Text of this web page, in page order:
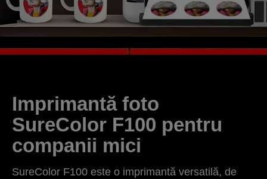
Imprimantă foto
SureColor F100 pentru
companii mici
SureColor F100 este o imprimantă versatilă, de